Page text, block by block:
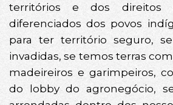
territórios e dos direitos
diferenciados dos povos
para ter território seguro,
invadidas, se temos terras
madeireiros e garimpeiros,
do lobby do agronegócio,